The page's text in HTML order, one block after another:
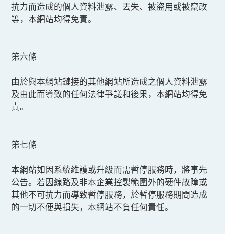
抗力而造成的個人資料泄露、丟失、被盜用或被竄改
等，本網站均得免責。
第六條
由於與本網站鏈接的其他網站所造成之個人資料泄露
及由此而導致的任何法律爭議和後果，本網站均得免
責。
第七條
本網站如因系統維護或升級而需暫停服務時，將事先
公告。若因線路及非本企業控製範圍外的硬件故障或
其他不可抗力而導致暫停服務，於暫停服務期間造成
的一切不便與損失，本網站不負任何責任。